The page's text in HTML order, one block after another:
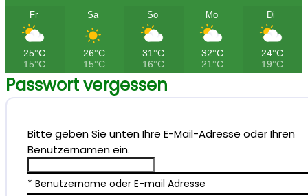
Fr
25°C
15°C
Sa
26°C
15°C
So
31°C
16°C
Mo
32°C
21°C
Di
24°C
19°C
Passwort vergessen
Bitte geben Sie unten Ihre E-Mail-Adresse oder Ihren
Benutzernamen ein.
* Benutzername oder E-mail Adresse